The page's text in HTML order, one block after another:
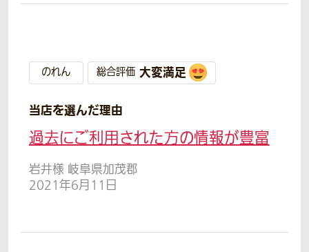
のれん 総合評価 大変満足
当店を選んだ理由
過去にご利用された方の情報が豊富
岩井様 岐阜県加茂郡
2021年6月11日